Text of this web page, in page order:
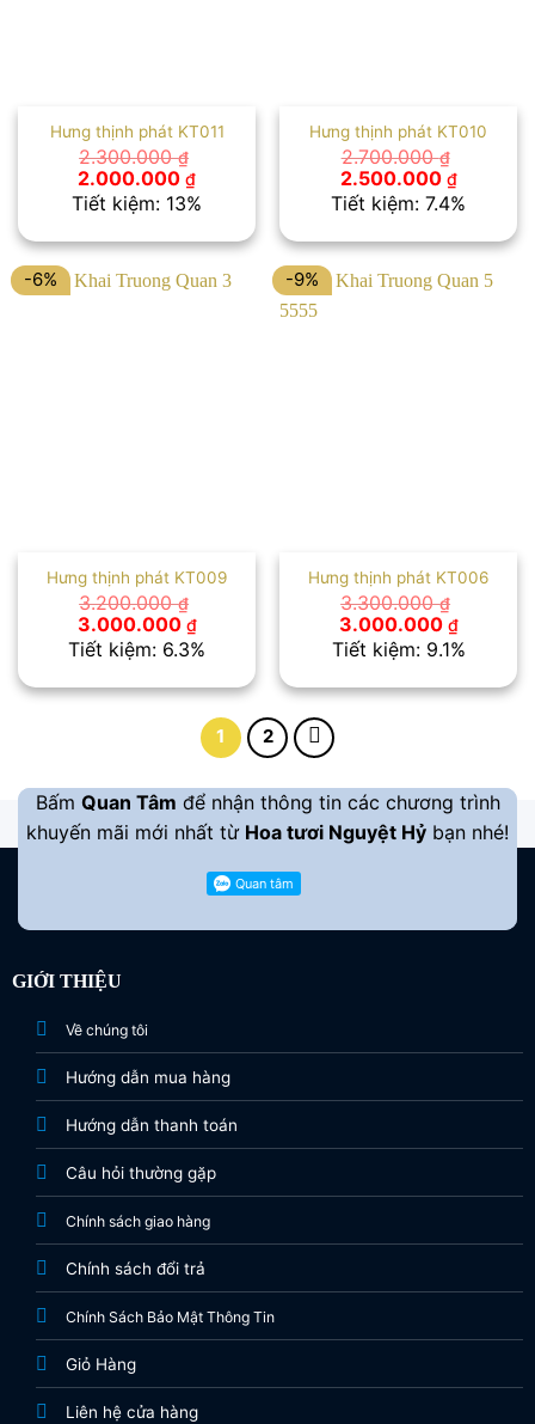
Hưng thịnh phát KT011
2.300.000₫
Giá
gốc
là:
2.000.000 ₫Giá
hiện
tại
2.000.000 ₫.
Tiết kiệm: 13%
Hưng thịnh phát KT010
2.700.000₫
Giá
gốc
là:
2.500.000 ₫Giá
hiện
tại
Tiết kiệm: 7.4%
-6%
Hưng thịnh phát KT009
3.200.000₫
Giá
gốc
là:
3.000.000 ₫Giá
hiện
tại
3.000.000 ₫.
Tiết kiệm: 6.3%
-9%
Hưng thịnh phát KT006
3.300.000₫
Giá
gốc
là:
3.000.000 ₫Giá
hiện
tại
Tiết kiệm: 9.1%
1 2
Bấm Quan Tâm để nhận thông tin các chương trình
khuyến mãi mới nhất từ Hoa tươi Nguyệt Hỷ bạn nhé!
GIỚI THIỆU
Về chúng tôi
Hướng dẫn mua hàng
Hướng dẫn thanh toán
Câu hỏi thường gặp
Chính sách giao hàng
Chính sách đổi trả
Chính Sách Bảo Mật Thông Tin
Giỏ Hàng
Liên hệ cửa hàng